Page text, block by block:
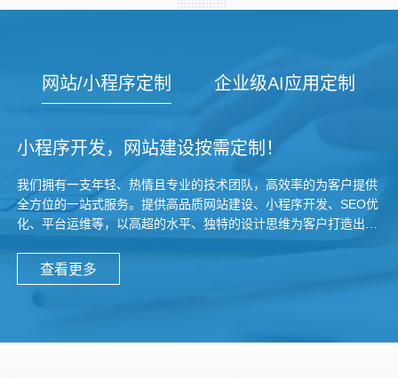
网站/小程序定制 企业级AI应用定制
小程序开发，网站建设按需定制！
我们拥有一支年轻、热情且专业的技术团队，高效率的为客户提供
全方位的一站式服务。提供高品质网站建设、小程序开发、SEO优
化、平台运维等，以高超的水平、独特的设计思维为客户打造出满
查看更多